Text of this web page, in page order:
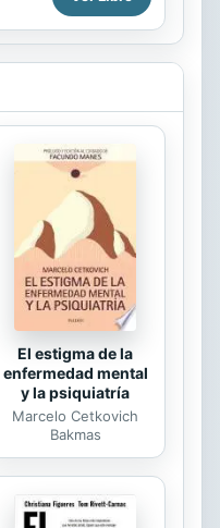
tiene por
la meta político
Señor
en todo el
a todas las
vendrá el fin.
El estigma de la
enfermedad mental
y la psiquiatría
Marcelo Cetkovich
Bakmas